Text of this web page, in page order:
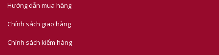
Hướng dẫn mua hàng
Chính sách giao hàng
Chính sách kiểm hàng